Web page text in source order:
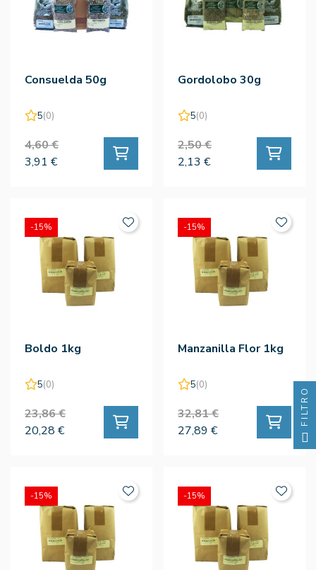
Consuelda 50g
5(0)
4,60 €
3,91 €
Gordolobo 30g
5(0)
2,50 €
2,13 €
Boldo 1kg
5(0)
23,86 €
20,28 €
-15%
Manzanilla Flor 1kg
5(0)
32,81 €
27,89 €
-15%
-15% -15%
FILTRO